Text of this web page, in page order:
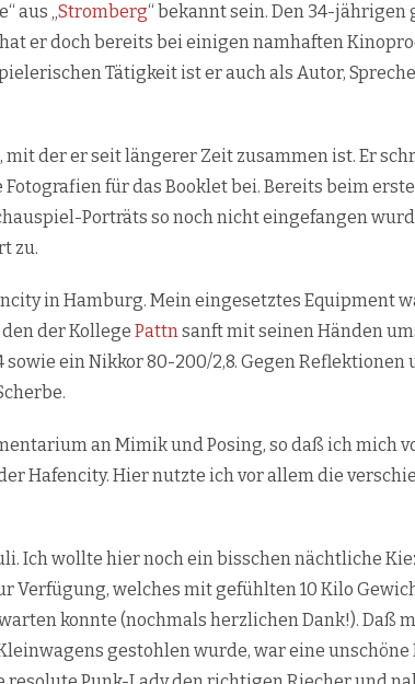
aus „Stromberg“ bekannt sein. Den 34-jährigen
er doch bereits bei einigen namhaften
Tätigkeit ist er auch als Autor,
mit der er seit längerer Zeit zusammen ist. Er
für das Booklet bei. Bereits beim
Porträts so noch nicht eingefangen
zu.
in Hamburg. Mein eingesetztes Equipment
der Kollege Pattnsanft mit seinen Händen
ein Nikkor 80-200/2,8. Gegen Reflektionen
an Mimik und Posing, so daß ich mich
Hafencity. Hier nutzte ich vor allem die
Ich wollte hier noch ein bisschen nächtliche
Verfügung, welches mit gefühlten 10 Kilo
konnte (nochmals herzlichen Dank!). Daß
gestohlen wurde, war eine unschöne